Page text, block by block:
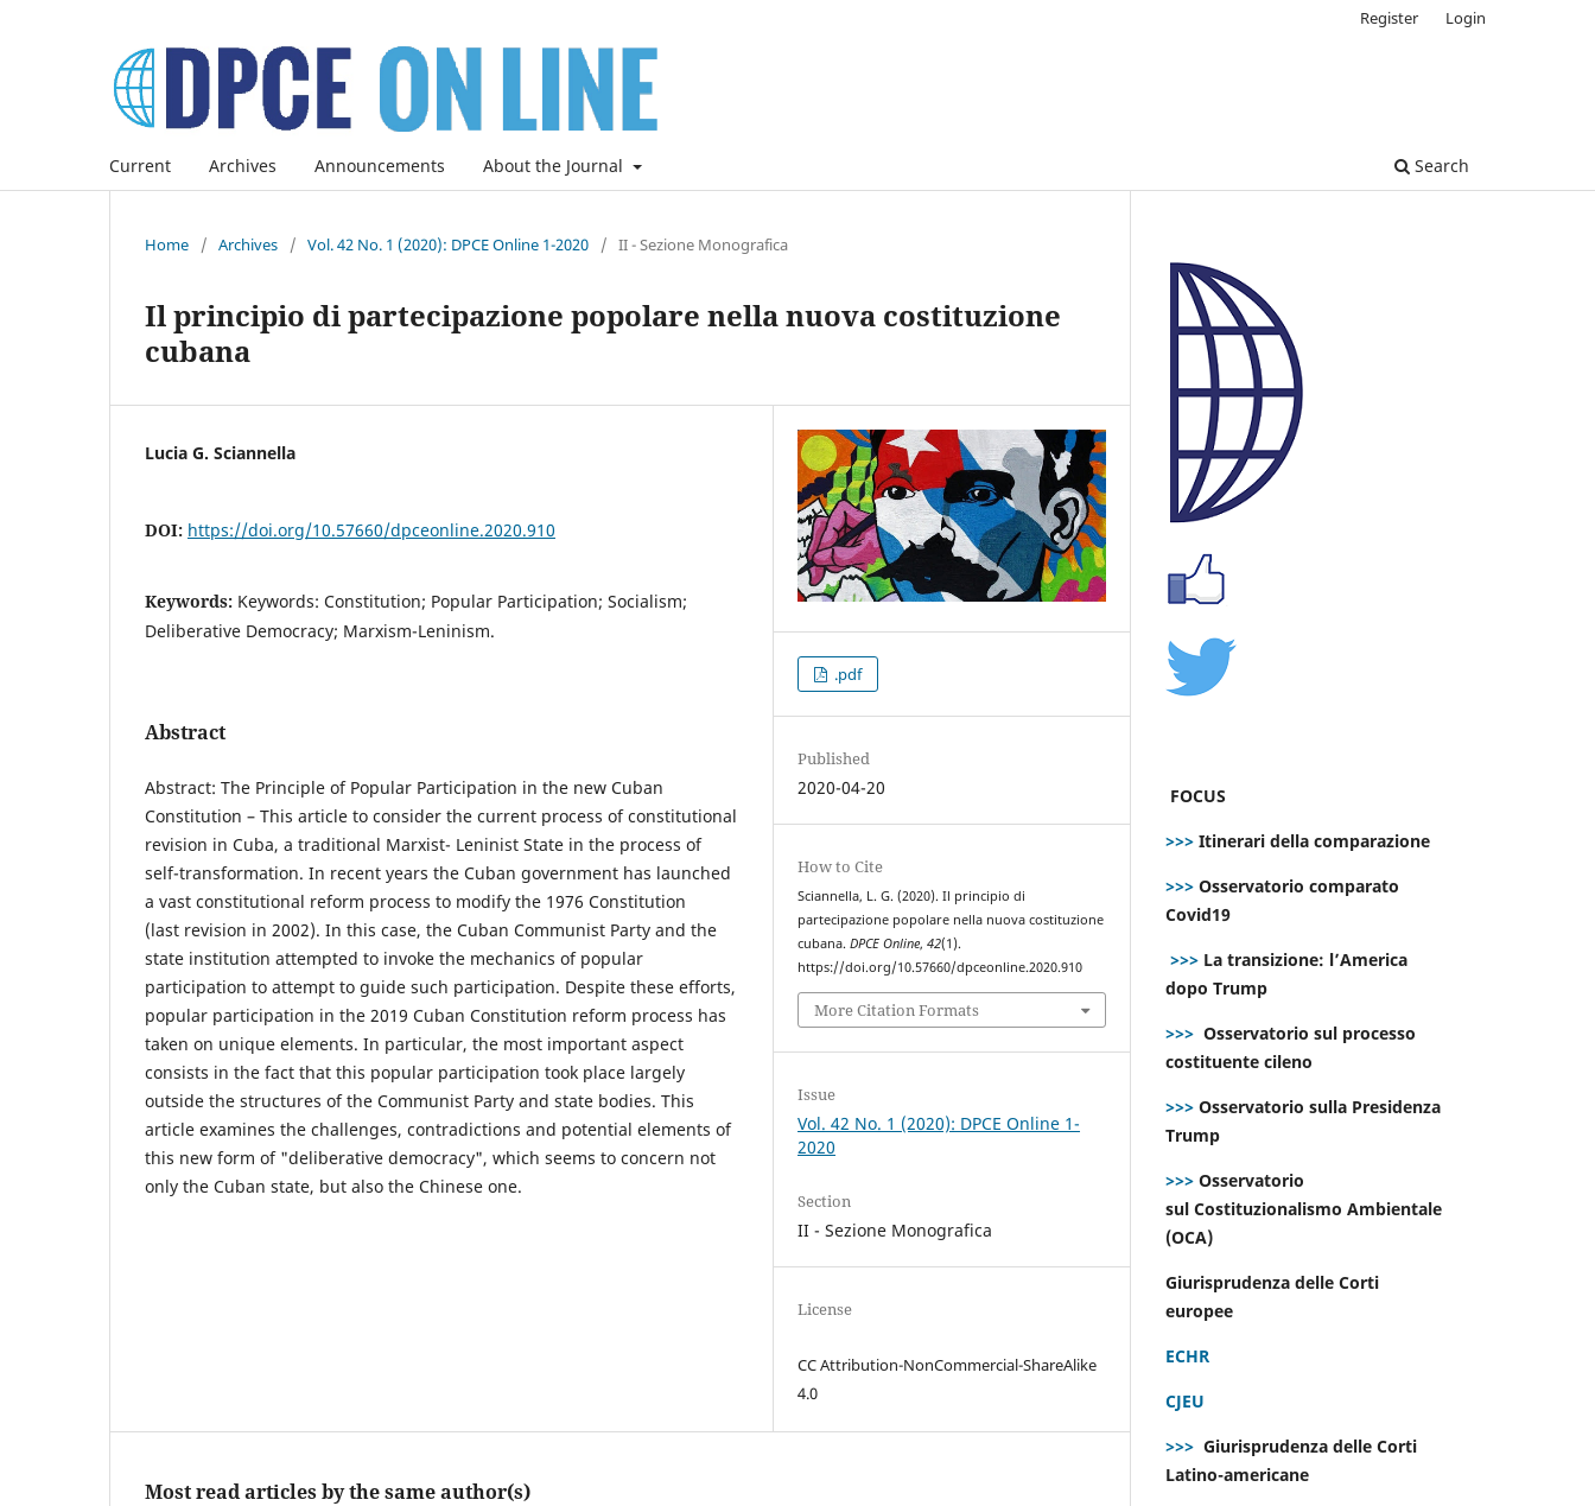
Current Archives Announcements About the Journal Search
Register Login
Home / Archives / Vol. 42 No. 1 (2020): DPCE Online 1-2020 / II - Sezione Monografica
Il principio di partecipazione popolare nella nuova costituzione
cubana
Lucia G. Sciannella
DOI: https://doi.org/10.57660/dpceonline.2020.910
Keywords: Keywords: Constitution; Popular Participation; Socialism;
Deliberative Democracy; Marxism-Leninism.
Abstract
Abstract: The Principle of Popular Participation in the new Cuban
Constitution – This article to consider the current process of constitutional
revision in Cuba, a traditional Marxist- Leninist State in the process of
self-transformation. In recent years the Cuban government has launched
a vast constitutional reform process to modify the 1976 Constitution
(last revision in 2002). In this case, the Cuban Communist Party and the
state institution attempted to invoke the mechanics of popular
participation to attempt to guide such participation. Despite these efforts,
popular participation in the 2019 Cuban Constitution reform process has
taken on unique elements. In particular, the most important aspect
consists in the fact that this popular participation took place largely
outside the structures of the Communist Party and state bodies. This
article examines the challenges, contradictions and potential elements of
this new form of "deliberative democracy", which seems to concern not
only the Cuban state, but also the Chinese one.
.pdf
Published
2020-04-20
How to Cite
Sciannella, L. G. (2020). Il principio di
partecipazione popolare nella nuova costituzione
cubana.DPCE Online,42(1).
https://doi.org/10.57660/dpceonline.2020.910
More Citation Formats
Issue
Vol. 42 No. 1 (2020): DPCE Online 1-
2020
Section
II - Sezione Monografica
License
CC Attribution-NonCommercial-ShareAlike
4.0
Most read articles by the same author(s)
FOCUS
>>> Itinerari della comparazione
>>> Osservatorio comparato
Covid19
>>> La transizione: l’America
dopo Trump
>>> Osservatorio sul processo
costituente cileno
>>> Osservatorio sulla Presidenza
Trump
>>> Osservatorio
sul Costituzionalismo Ambientale
(OCA)
Giurisprudenza delle Corti
europee
ECHR
CJEU
>>> Giurisprudenza delle Corti
Latino-americane